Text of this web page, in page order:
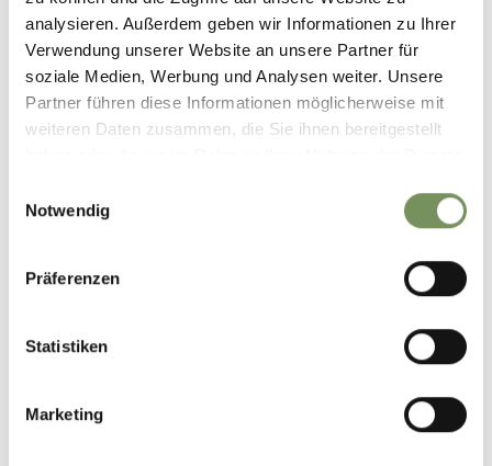
analysieren. Außerdem geben wir Informationen zu Ihrer
Verwendung unserer Website an unsere Partner für
soziale Medien, Werbung und Analysen weiter. Unsere
Partner führen diese Informationen möglicherweise mit
weiteren Daten zusammen, die Sie ihnen bereitgestellt
Notwendig
Präferenzen
Statistiken
Marketing
−